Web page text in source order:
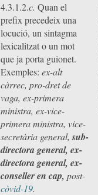
4.3.1.2.c. Quan el
prefix precedeix una
locució, un sintagma
lexicalitzat o un mot
que ja porta guionet.
Exemples: ex-alt
càrrec, pro-dret de
vaga, ex-primera
ministra, ex-vice-
primera ministra, vice-
secretària general, sub-
directora general, ex-
directora general, ex-
conseller en cap, post-
còvid-19.